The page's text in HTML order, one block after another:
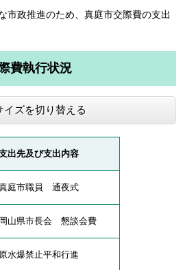
市政推進のため、真庭市交際費の支出
費執行状況
イズを切り替える
出先及び支出内容
庭市職員 通夜式
岡山県市長会 懇談会費
原水爆禁止平和行進